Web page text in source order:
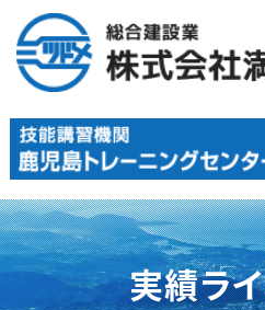
鹿児島の総合建
設』｜土木・舗
等 いちき串木
実績ラ